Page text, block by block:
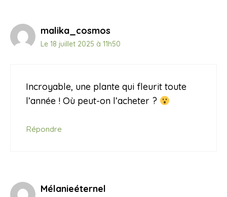
malika_cosmos
Le 18 juillet 2025 à 11h50
Incroyable, une plante qui fleurit toute
l’année ! Où peut-on l’acheter ?
Répondre
Mélanieéternel